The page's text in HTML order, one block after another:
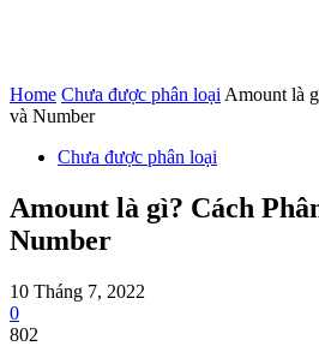
Home Chưa được phân loại Amount là
và Number
Chưa được phân loại
Amount là gì? Cách
Number
10 Tháng 7, 2022
0
802